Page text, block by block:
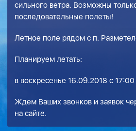
сильного ветра. Возможны
последовательные полеты!
Летное поле рядом с п.
Планируем летать:
в воскресенье 16.09.2018 с
Ждем Ваших звонков и заявок
на сайте.